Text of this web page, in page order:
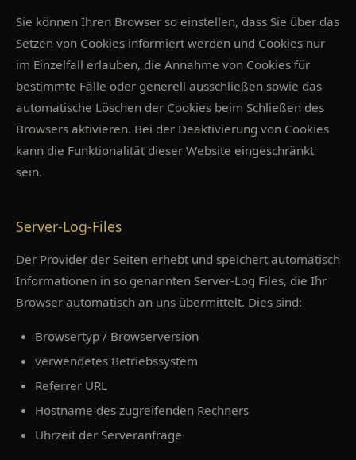
Sie können Ihren Browser so einstellen, dass Sie über das
Setzen von Cookies informiert werden und Cookies nur
im Einzelfall erlauben, die Annahme von Cookies für
bestimmte Fälle oder generell ausschließen sowie das
automatische Löschen der Cookies beim Schließen des
Browsers aktivieren. Bei der Deaktivierung von Cookies
kann die Funktionalität dieser Website eingeschränkt
sein.
Server-Log-Files
Der Provider der Seiten erhebt und speichert automatisch
Informationen in so genannten Server-Log Files, die Ihr
Browser automatisch an uns übermittelt. Dies sind:
Browsertyp / Browserversion
verwendetes Betriebssystem
Referrer URL
Hostname des zugreifenden Rechners
Uhrzeit der Serveranfrage